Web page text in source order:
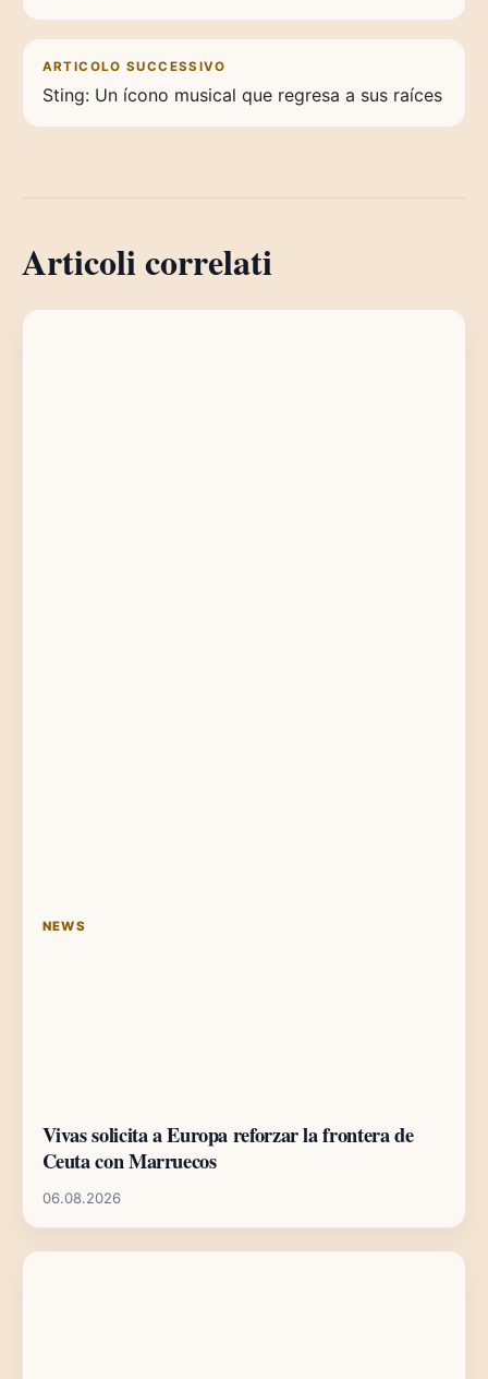
ARTICOLO SUCCESSIVO
Sting: Un ícono musical que regresa a sus raíces
Articoli correlati
NEWS
Vivas solicita a Europa reforzar la frontera de
Ceuta con Marruecos
06.08.2026